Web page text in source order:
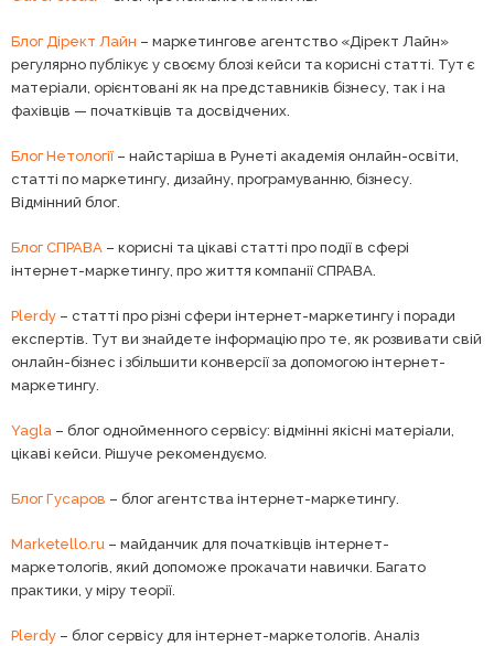
Блог Дірект Лайн – маркетингове агентство «Дірект Лайн»
регулярно публікує у своєму блозі кейси та корисні статті. Тут є
матеріали, орієнтовані як на представників бізнесу, так і на
фахівців — початківців та досвідчених.
Блог Нетології – найстаріша в Рунеті академія онлайн-освіти,
статті по маркетингу, дизайну, програмуванню, бізнесу.
Відмінний блог.
Блог СПРАВА – корисні та цікаві статті про події в сфері
інтернет-маркетингу, про життя компанії СПРАВА.
Plerdy – статті про різні сфери інтернет-маркетингу і поради
експертів. Тут ви знайдете інформацію про те, як розвивати свій
онлайн-бізнес і збільшити конверсії за допомогою інтернет-
маркетингу.
Yagla – блог однойменного сервісу: відмінні якісні матеріали,
цікаві кейси. Рішуче рекомендуємо.
Блог Гусаров – блог агентства інтернет-маркетингу.
Marketello.ru – майданчик для початківців інтернет-
маркетологів, який допоможе прокачати навички. Багато
практики, у міру теорії.
Plerdy – блог сервісу для інтернет-маркетологів. Аналіз